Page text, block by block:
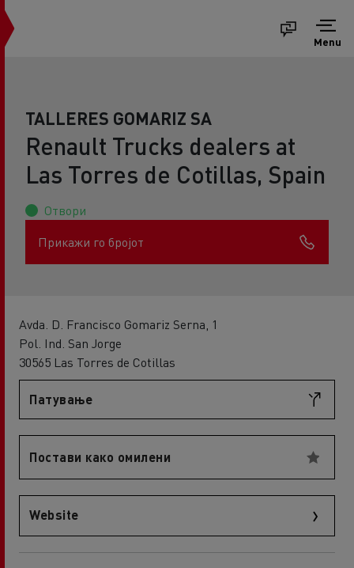
Menu
TALLERES GOMARIZ SA
Renault Trucks dealers at
Las Torres de Cotillas, Spain
Отвори
Прикажи го бројот
Avda. D. Francisco Gomariz Serna, 1
Pol. Ind. San Jorge
30565 Las Torres de Cotillas
Патување
Постави како омилени
Website